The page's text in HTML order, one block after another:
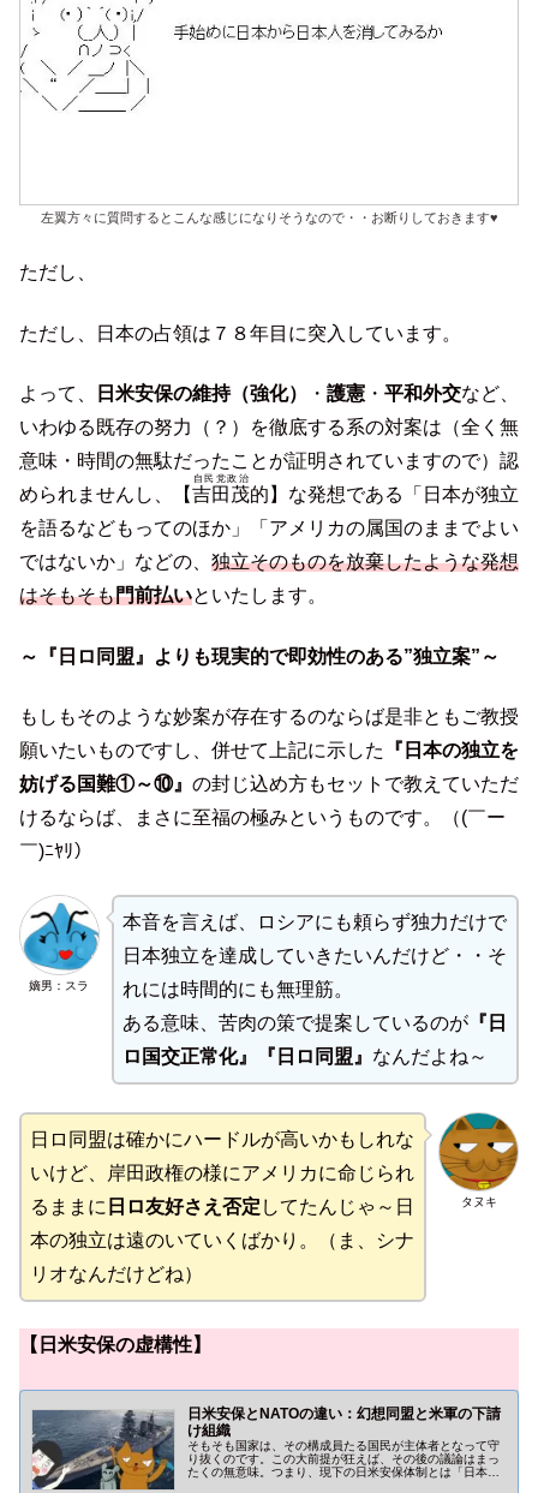
左翼方々に質問するとこんな感じになりそうなので・・お断りしておきます♥
ただし、
ただし、日本の占領は７８年目に突入しています。
よって、 日米安保の維持（強化） ・ 護憲 ・ 平和外交など、
いわゆる既存の努力（？）を徹底する系の対案は（全く無
意味・時間の無駄だったことが証明されていますので）認
められませんし、【吉田茂
自民党政治
的】な発想である「日本が独立
を語るなどもってのほか」「アメリカの属国のままでよい
ではないか」などの、 独立そのものを放棄したような発想
はそもそも門前払いといたします。
～『日ロ同盟』よりも現実的で即効性のある”独立案”～
もしもそのような妙案が存在するのならば是非ともご教授
願いたいものですし、併せて上記に示した
『日本の独立を
妨げる国難①～⑩』 の封じ込め方もセットで教えていただ
けるならば、まさに至福の極みというものです。（(￣ー
￣)ﾆﾔﾘ）
嫡男：スラ
本音を言えば、ロシアにも頼らず独力だけで
日本独立を達成していきたいんだけど・・そ
れには時間的にも無理筋。
ある意味、苦肉の策で提案しているのが『日
ロ国交正常化』『日ロ同盟』 なんだよね～
タヌキ
日ロ同盟は確かにハードルが高いかもしれな
いけど、岸田政権の様にアメリカに命じられ
るままに 日ロ友好さえ否定 してたんじゃ～日
本の独立は遠のいていくばかり。（ま、シナ
リオなんだけどね）
【日米安保の虚構性】
日米安保とNATOの違い：幻想同盟と米軍の下請
け組織
そもそも国家は、その構成員たる国民が主体者となって守
り抜くのです。この大前提が狂えば、その後の議論はまっ
たくの無意味。つまり、現下の日米安保体制とは「日本を